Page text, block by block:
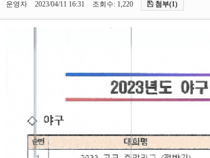
운영자 2023/04/11 16:31 조회수: 1,220 첨부(1)